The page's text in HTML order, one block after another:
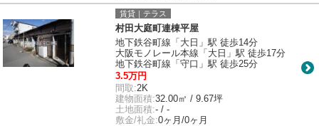
賃貸｜テラス
村田大庭町連棟平屋
地下鉄谷町線「大日」駅 徒歩14分
大阪モノレール本線「大日」駅 徒歩17分
地下鉄谷町線「守口」駅 徒歩25分
3.5万円
間取:2K
建物面積:32.00㎡ / 9.67坪
土地面積:- / -
敷金/礼金:0ヶ月/0ヶ月